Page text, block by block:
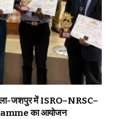
जशपुर में ISRO–NRSC–
का आयोजन